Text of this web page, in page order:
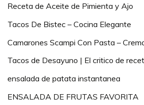
Receta de Aceite de Pimienta y Ajo
Tacos De Bistec – Cocina Elegante
Camarones Scampi Con Pasta –
Tacos de Desayuno | El critico de
ensalada de patata instantanea
ENSALADA DE FRUTAS FAVORITA